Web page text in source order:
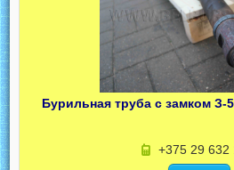
Бурильная труба с замком З-
+375 29 632